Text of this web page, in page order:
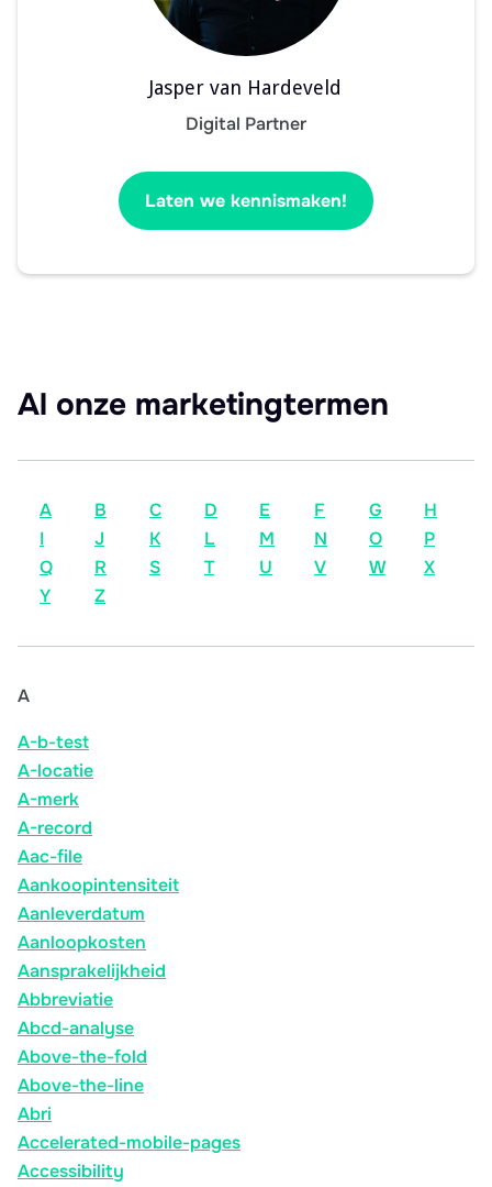
Jasper van Hardeveld
Digital Partner
Laten we kennismaken!
Al onze marketingtermen
A B C D E F G
H
I
J K L M N O
P
Q
R S T U V W
X
Y
Z
A
A-b-test
A-locatie
A-merk
A-record
Aac-file
Aankoopintensiteit
Aanleverdatum
Aanloopkosten
Aansprakelijkheid
Abbreviatie
Abcd-analyse
Above-the-fold
Above-the-line
Abri
Accelerated-mobile-pages
Accessibility